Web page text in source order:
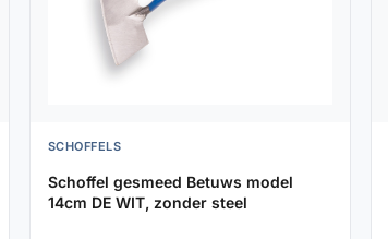
SCHOFFELS
Schoffel gesmeed Betuws model
14cm DE WIT, zonder steel